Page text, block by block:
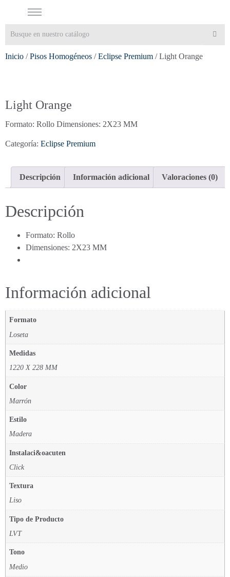
Inicio /Pisos Homogéneos /Eclipse Premium / Light Orange
Light Orange
Formato: Rollo Dimensiones: 2X23 MM
Categoría: Eclipse Premium
Descripción Información adicional Valoraciones (0)
Descripción
Formato: Rollo
Dimensiones: 2X23 MM
Información adicional
Formato
Loseta
Medidas
1220 X 228 MM
Color
Marrón
Estilo
Madera
Instalaci&oacuten
Click
Textura
Liso
Tipo de Producto
LVT
Tono
Medio